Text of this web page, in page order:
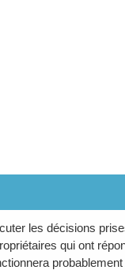
les décisions
qui ont